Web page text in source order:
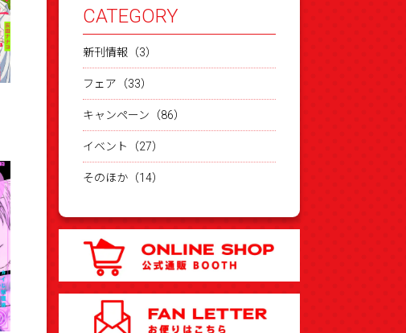
CATEGORY
新刊情報（3）
フェア（33）
キャンペーン（86）
イベント（27）
そのほか（14）